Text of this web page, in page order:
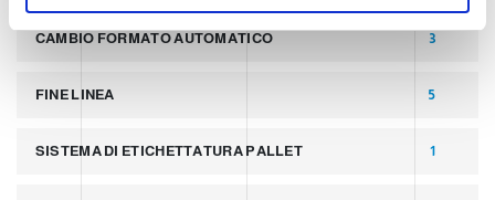
o
CAMBIO FORMATO AUTOMATICO 3
FINE LINEA 5
SISTEMA DI ETICHETTATURA PALLET 1